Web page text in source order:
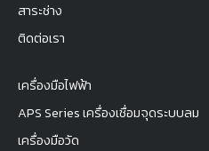
สาระช่าง
ติดต่อเรา
เครื่องมือไฟฟ้า
APS Series เครื่องเชื่อมจุดระบบลม
เครื่องมือวัด